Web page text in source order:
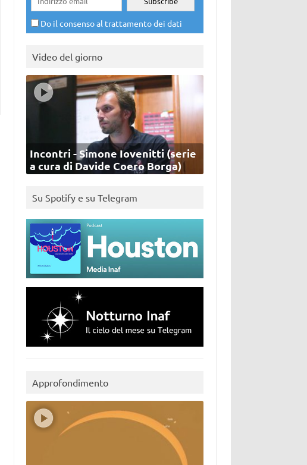
Do il consenso al trattamento dei dati
Video del giorno
Incontri - Simone Iovenitti (serie
a cura di Davide Coero Borga)
Su Spotify e su Telegram
Approfondimento